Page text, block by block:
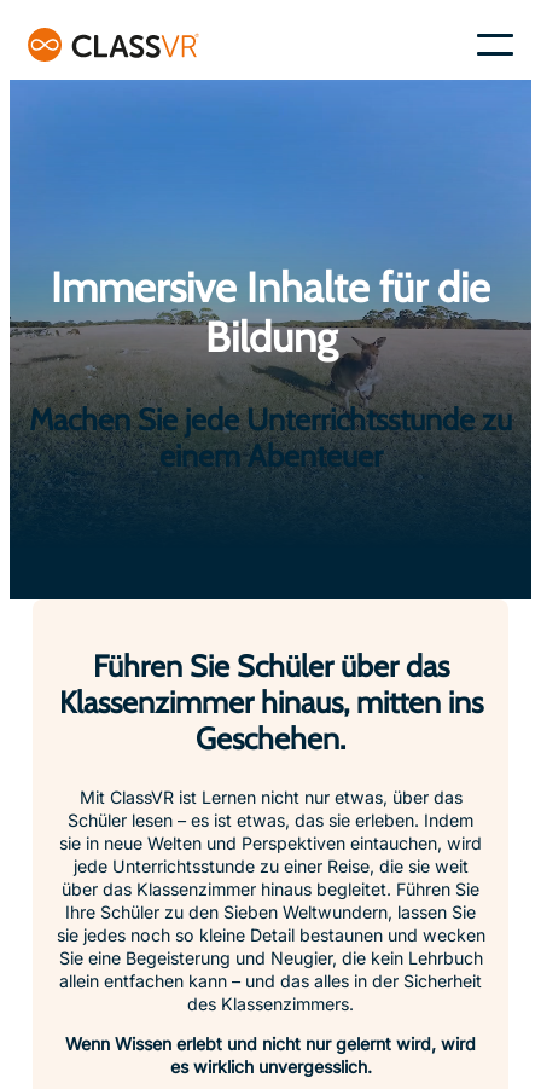
content
Immersive Inhalte für die
Bildung
Machen Sie jede Unterrichtsstunde zu
einem Abenteuer
Führen Sie Schüler über das
Klassenzimmer hinaus, mitten ins
Geschehen.
Mit ClassVR ist Lernen nicht nur etwas, über das
Schüler lesen – es ist etwas, das sie erleben. Indem
sie in neue Welten und Perspektiven eintauchen, wird
jede Unterrichtsstunde zu einer Reise, die sie weit
über das Klassenzimmer hinaus begleitet. Führen Sie
Ihre Schüler zu den Sieben Weltwundern, lassen Sie
sie jedes noch so kleine Detail bestaunen und wecken
Sie eine Begeisterung und Neugier, die kein Lehrbuch
allein entfachen kann – und das alles in der Sicherheit
des Klassenzimmers.
Wenn Wissen erlebt und nicht nur gelernt wird, wird
es wirklich unvergesslich.